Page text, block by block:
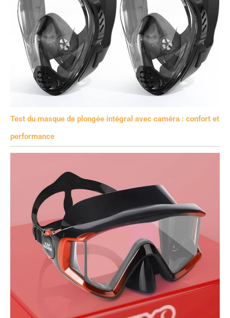
Test du masque de plongée intégral avec caméra : confort et
performance